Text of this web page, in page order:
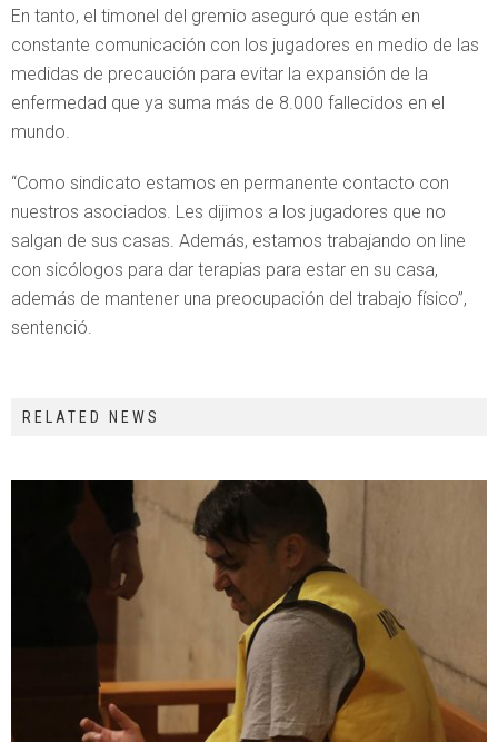
En tanto, el timonel del gremio aseguró que están en
constante comunicación con los jugadores en medio de las
medidas de precaución para evitar la expansión de la
enfermedad que ya suma más de 8.000 fallecidos en el
mundo.
“Como sindicato estamos en permanente contacto con
nuestros asociados. Les dijimos a los jugadores que no
salgan de sus casas. Además, estamos trabajando on line
con sicólogos para dar terapias para estar en su casa,
además de mantener una preocupación del trabajo físico”,
sentenció.
RELATED NEWS